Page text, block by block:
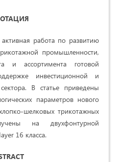
работа по развитию
промышленности,
и ассортимента готовой
инвестиционной и
В статье приведены
параметров нового
шелковых трикотажных
на двухфонтурной
16 класса.